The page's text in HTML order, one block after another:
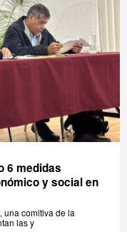
6 medidas
y social en
una comitiva de la
las y